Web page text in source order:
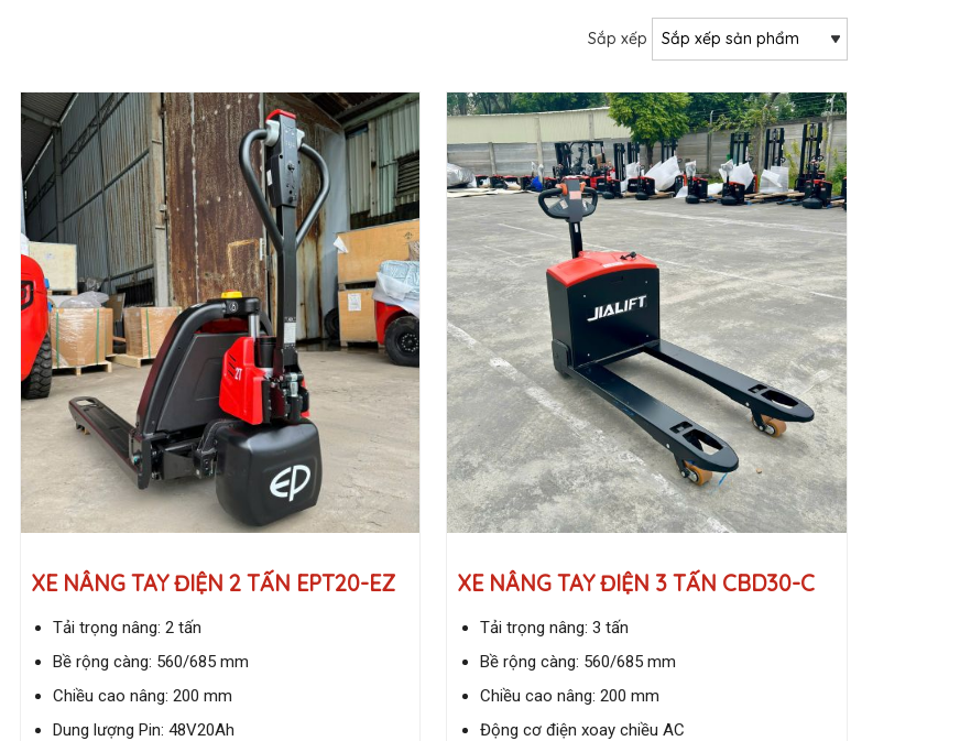
Sắp xếp
XE NÂNG TAY ĐIỆN 2 TẤN EPT20-EZ
Tải trọng nâng: 2 tấn
Bề rộng càng: 560/685 mm
Chiều cao nâng: 200 mm
Dung lượng Pin: 48V20Ah
XE NÂNG TAY ĐIỆN 3 TẤN CBD30-C
Tải trọng nâng: 3 tấn
Bề rộng càng: 560/685 mm
Chiều cao nâng: 200 mm
Động cơ điện xoay chiều AC